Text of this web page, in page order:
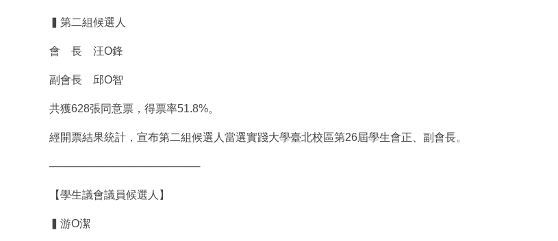
▍第二組候選人
會 長 汪O鋒
副會長 邱O智
共獲628張同意票，得票率51.8%。
經開票結果統計，宣布第二組候選人當選實踐大學臺北校區第26屆學生會正、副會長。
────────────────────
【學生議會議員候選人】
▍游O潔